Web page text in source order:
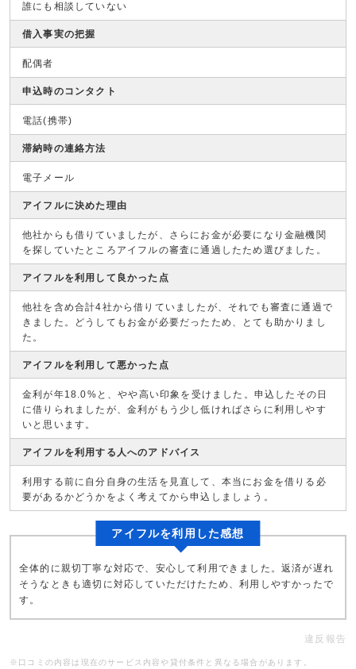
誰にも相談していない
借入事実の把握
配偶者
申込時のコンタクト
電話(携帯)
滞納時の連絡方法
電子メール
アイフルに決めた理由
他社からも借りていましたが、さらにお金が必要になり金融機関
を探していたところアイフルの審査に通過したため選びました。
アイフルを利用して良かった点
他社を含め合計4社から借りていましたが、それでも審査に通過で
きました。どうしてもお金が必要だったため、とても助かりまし
た。
アイフルを利用して悪かった点
金利が年18.0%と、やや高い印象を受けました。申込したその日
に借りられましたが、金利がもう少し低ければさらに利用しやす
いと思います。
アイフルを利用する人へのアドバイス
利用する前に自分自身の生活を見直して、本当にお金を借りる必
要があるかどうかをよく考えてから申込しましょう。
アイフルを利用した感想
全体的に親切丁寧な対応で、安心して利用できました。返済が遅れ
そうなときも適切に対応していただけたため、利用しやすかったで
す。
違反報告
※口コミの内容は現在のサービス内容や貸付条件と異なる場合があります。